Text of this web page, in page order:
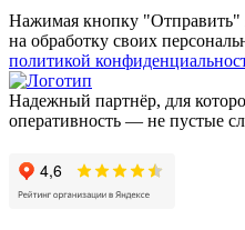
Нажимая кнопку "Отправить"
на обработку своих
политикой
Надежный партнёр, для
оперативность — не пустые